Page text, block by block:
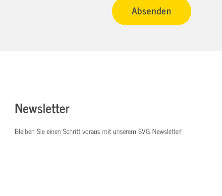
Newsletter
Bleiben Sie einen Schritt voraus mit unserem SVG Newsletter!